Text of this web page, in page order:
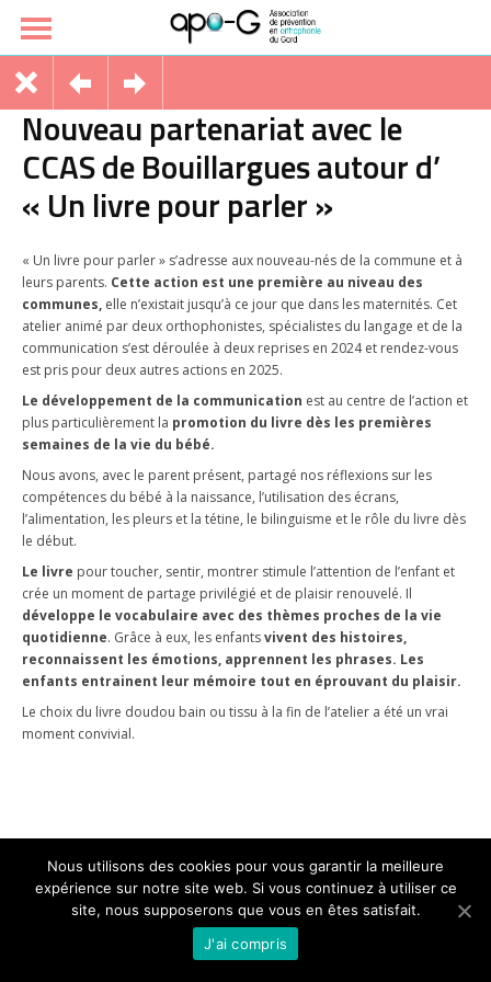
Nouveau partenariat avec le
CCAS de Bouillargues autour d’
« Un livre pour parler »
« Un livre pour parler » s’adresse aux nouveau-nés de la commune et à
leurs parents. Cette action est une première au niveau des
communes, elle n’existait jusqu’à ce jour que dans les maternités. Cet
atelier animé par deux orthophonistes, spécialistes du langage et de la
communication s’est déroulée à deux reprises en 2024 et rendez-vous
est pris pour deux autres actions en 2025.
Le développement de la communication est au centre de l’action et
plus particulièrement la promotion du livre dès les premières
semaines de la vie du bébé.
Nous avons, avec le parent présent, partagé nos réflexions sur les
compétences du bébé à la naissance, l’utilisation des écrans,
l’alimentation, les pleurs et la tétine, le bilinguisme et le rôle du livre dès
le début.
Le livre pour toucher, sentir, montrer stimule l’attention de l’enfant et
crée un moment de partage privilégié et de plaisir renouvelé. Il
développe le vocabulaire avec des thèmes proches de la vie
quotidienne. Grâce à eux, les enfantsvivent des histoires,
reconnaissent les émotions, apprennent les phrases. Les
enfants entrainent leur mémoire tout en éprouvant du plaisir.
Le choix du livre doudou bain ou tissu à la fin de l’atelier a été un vrai
moment convivial.
Nous utilisons des cookies pour vous garantir la meilleure
expérience sur notre site web. Si vous continuez à utiliser ce
site, nous supposerons que vous en êtes satisfait.
J'ai compris